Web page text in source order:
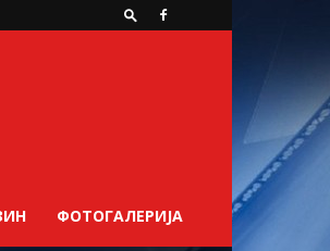
ФОТОГАЛЕРИЈА